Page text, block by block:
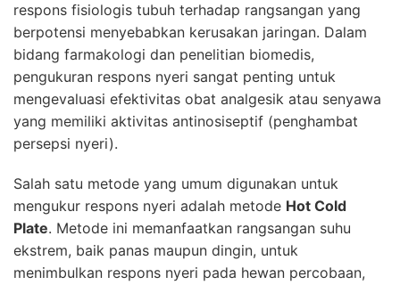
respons fisiologis tubuh terhadap rangsangan yang
berpotensi menyebabkan kerusakan jaringan. Dalam
bidang farmakologi dan penelitian biomedis,
pengukuran respons nyeri sangat penting untuk
mengevaluasi efektivitas obat analgesik atau senyawa
yang memiliki aktivitas antinosiseptif (penghambat
persepsi nyeri).
Salah satu metode yang umum digunakan untuk
mengukur respons nyeri adalah metode Hot Cold
Plate. Metode ini memanfaatkan rangsangan suhu
ekstrem, baik panas maupun dingin, untuk
menimbulkan respons nyeri pada hewan percobaan,